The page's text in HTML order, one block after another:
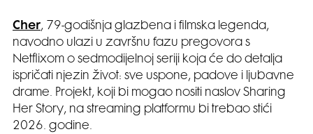
Cher, 79-godišnja glazbena i filmska legenda,
navodno ulazi u završnu fazu pregovora s
Netflixom o sedmodijelnoj seriji koja će do detalja
ispričati njezin život: sve uspone, padove i ljubavne
drame. Projekt, koji bi mogao nositi naslov Sharing
Her Story, na streaming platformu bi trebao stići
2026. godine.